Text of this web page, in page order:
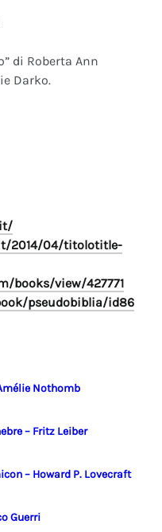
di Roberta Ann
Darko.
2014/04/titolotitle-
books/view/427771
pseudobiblia/id86
Nothomb
– Fritz Leiber
– Howard P. Lovecraft
Guerri